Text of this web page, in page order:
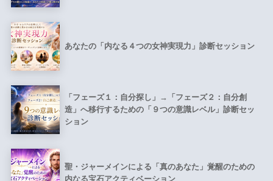
あなたの「内なる４つの女神実現力」診断セッション
「フェーズ１：自分探し」→「フェーズ２：自分創
造」へ移行するための「９つの意識レベル」診断セッ
ション
聖・ジャーメインによる「真のあなた」覚醒のための
内なる宝石アクティベーション